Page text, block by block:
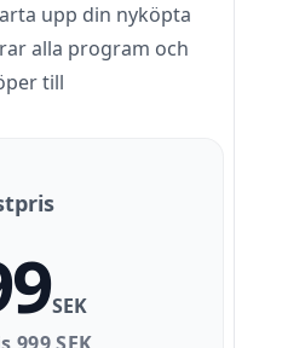
upp din nyköpta
alla program och
till
SEK